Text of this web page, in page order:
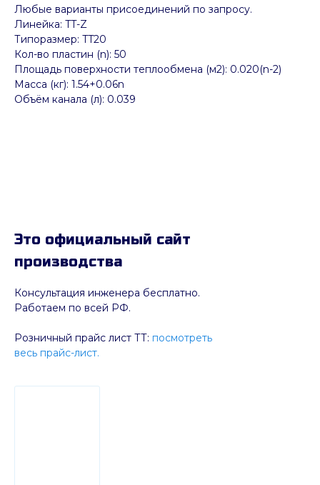
Любые варианты присоединений по запросу.
Линейка: TT-Z
Типоразмер: TT20
Кол-во пластин (n): 50
Площадь поверхности теплообмена (м2): 0.020(n-2)
Масса (кг): 1.54+0.06n
Объём канала (л): 0.039
Консультация инженера бесплатно.
Работаем по всей РФ.
Розничный прайс лист ТТ: посмотреть
весь прайс-лист.
Это официальный сайт
производства